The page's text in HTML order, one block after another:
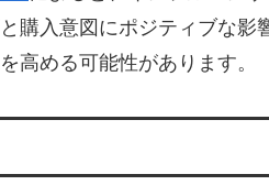
購入意図にポジティブな影
高める可能性があります。